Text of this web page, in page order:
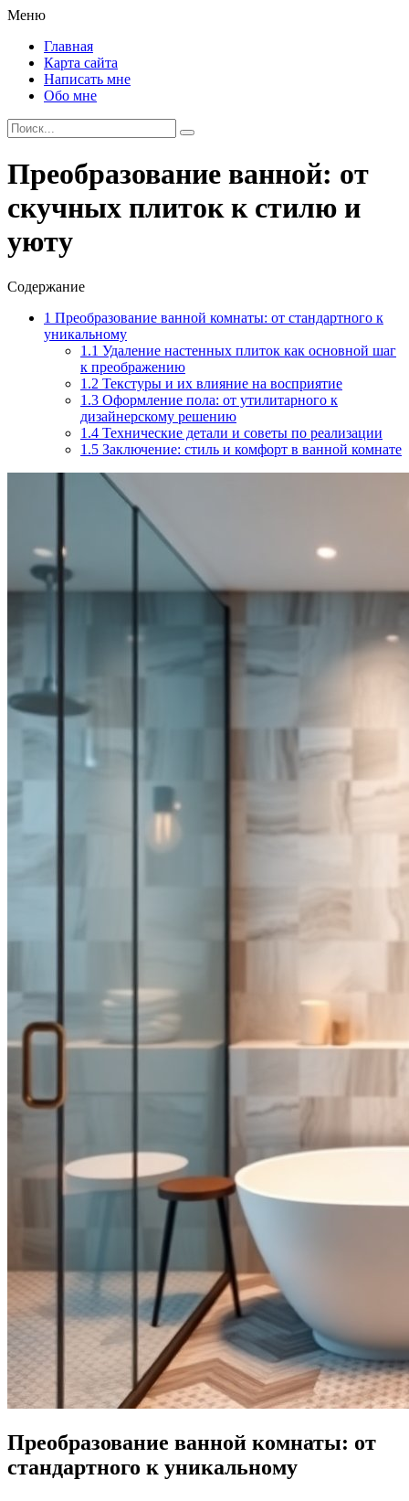
Меню
Главная
Карта сайта
Написать мне
Обо мне
Преобразование ванной: от
скучных плиток к стилю и
уюту
Содержание
1 Преобразование ванной комнаты: от стандартного к
уникальному
1.1 Удаление настенных плиток как основной шаг
к преображению
1.2 Текстуры и их влияние на восприятие
1.3 Оформление пола: от утилитарного к
дизайнерскому решению
1.4 Технические детали и советы по реализации
1.5 Заключение: стиль и комфорт в ванной комнате
Преобразование ванной комнаты: от
стандартного к уникальному